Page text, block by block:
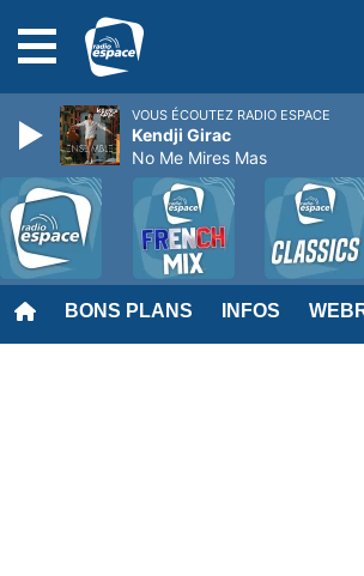
BONS PLANS INFOS
VOUS ÉCOUTEZ RADIO ESPACE
Kendji Girac
No Me Mires Mas